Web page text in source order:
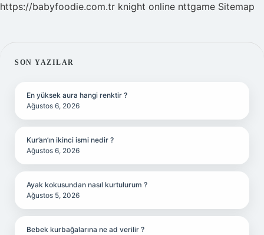
https://babyfoodie.com.tr knight online nttgame Sitemap
SIDEBAR
SON YAZILAR
En yüksek aura hangi renktir ?
Ağustos 6, 2026
Kur’an’ın ikinci ismi nedir ?
Ağustos 6, 2026
Ayak kokusundan nasıl kurtulurum ?
Ağustos 5, 2026
Bebek kurbağalarına ne ad verilir ?